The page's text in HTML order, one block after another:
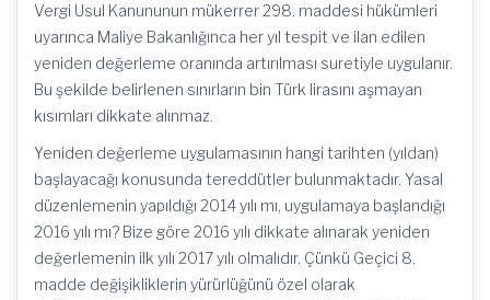
Vergi Usul Kanununun mükerrer 298. maddesi hükümleri
uyarınca Maliye Bakanlığınca her yıl tespit ve ilan edilen
yeniden değerleme oranında artırılması suretiyle uygulanır.
Bu şekilde belirlenen sınırların bin Türk lirasını aşmayan
kısımları dikkate alınmaz.
Yeniden değerleme uygulamasının hangi tarihten (yıldan)
başlayacağı konusunda tereddütler bulunmaktadır. Yasal
düzenlemenin yapıldığı 2014 yılı mı, uygulamaya başlandığı
2016 yılı mı? Bize göre 2016 yılı dikkate alınarak yeniden
değerlemenin ilk yılı 2017 yılı olmalıdır. Çünkü Geçici 8.
madde değişikliklerin yürürlüğünü özel olarak